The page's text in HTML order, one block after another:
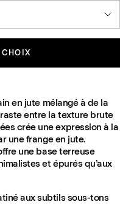
CHOIX
en jute mélangé à de la
entre la texture brute
crée une expression à la
une frange en jute.
une base terreuse
et épurés qu’aux
aux subtils sous-tons